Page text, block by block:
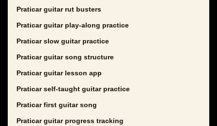
Praticar guitar rut busters
Praticar guitar play-along practice
Praticar slow guitar practice
Praticar guitar song structure
Praticar guitar lesson app
Praticar self-taught guitar practice
Praticar first guitar song
Praticar guitar progress tracking